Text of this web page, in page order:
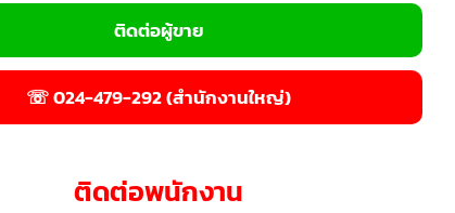
ติดต่อผู้ขาย
☏ 024-479-292 (สำนักงานใหญ่)
ติดต่อพนักงาน